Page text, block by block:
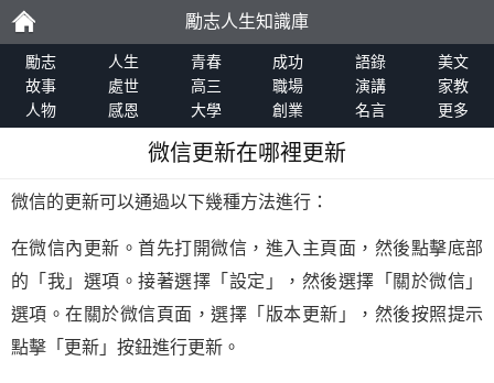
勵
志
勵志人生知識庫
勵志 人生 青春 成功 語錄
美文
故事
處世 高三 職場 演講
家教
人物
感恩 大學 創業 名言 更多
微信更新在哪裡更新
微信的更新可以通過以下幾種方法進行：
在微信內更新。首先打開微信，進入主頁面，然後點擊底部
的「我」選項。接著選擇「設定」，然後選擇「關於微信」
選項。在關於微信頁面，選擇「版本更新」，然後按照提示
點擊「更新」按鈕進行更新。